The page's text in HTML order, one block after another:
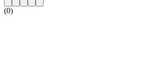
(0)